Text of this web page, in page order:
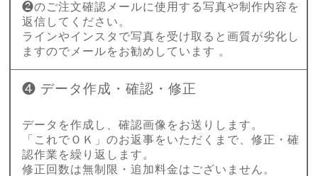
❷のご注文確認メールに使用する写真や制作内容を
返信してください。
ラインやインスタで写真を受け取ると画質が劣化し
ますのでメールをお勧めしています 。
❹ データ作成・確認・修正
データを作成し、確認画像をお送りします。
「これでＯＫ」のお返事をいただくまで、修正・確
認作業を繰り返します。
修正回数は無制限・追加料金はございません。